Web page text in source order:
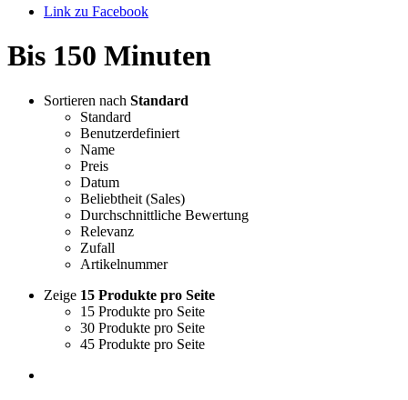
Link zu Facebook
Bis 150 Minuten
Sortieren nach Standard
Standard
Benutzerdefiniert
Name
Preis
Datum
Beliebtheit (Sales)
Durchschnittliche Bewertung
Relevanz
Zufall
Artikelnummer
Zeige 15 Produkte pro Seite
15 Produkte pro Seite
30 Produkte pro Seite
45 Produkte pro Seite